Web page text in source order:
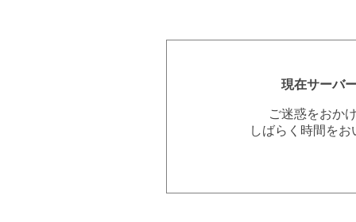
現在サーバ
ご迷惑をおか
しばらく時間を